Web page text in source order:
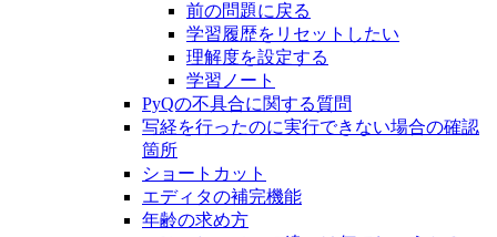
前の問題に戻る
学習履歴をリセットしたい
理解度を設定する
学習ノート
PyQの不具合に関する質問
写経を行ったのに実行できない場合の確認
箇所
ショートカット
エディタの補完機能
年齢の求め方